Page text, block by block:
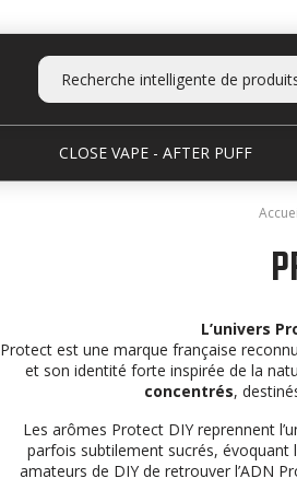
CLOSE VAPE - AFTER PUFF
L’univers
Protect est une marque française
et son identité forte inspirée de la
concentrés,
Les arômes Protect DIY reprennent
parfois subtilement sucrés, évoquant
amateurs de DIY de retrouver l’ADN